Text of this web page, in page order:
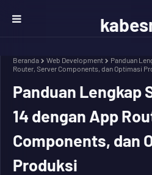
Beranda Web Development
Panduan
Router, Server Components, dan Optimasi
Panduan Lengkap
14 dengan App
Components, dan
Produksi